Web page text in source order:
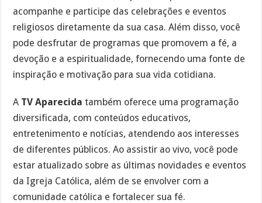
acompanhe e participe das celebrações e eventos
religiosos diretamente da sua casa. Além disso, você
pode desfrutar de programas que promovem a fé, a
devoção e a espiritualidade, fornecendo uma fonte de
inspiração e motivação para sua vida cotidiana.
A TV Aparecida também oferece uma programação
diversificada, com conteúdos educativos,
entretenimento e notícias, atendendo aos interesses
de diferentes públicos. Ao assistir ao vivo, você pode
estar atualizado sobre as últimas novidades e eventos
da Igreja Católica, além de se envolver com a
comunidade católica e fortalecer sua fé.